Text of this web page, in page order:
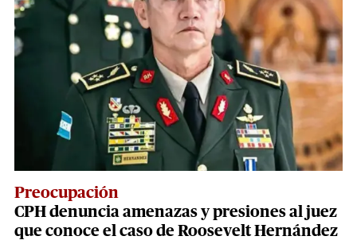
Preocupación
CPH denuncia amenazas y presiones al juez
que conoce el caso de Roosevelt Hernández